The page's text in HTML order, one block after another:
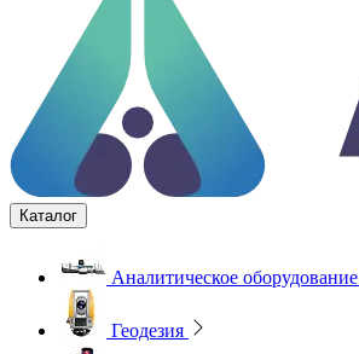
Каталог
Аналитическое оборудование
Геодезия